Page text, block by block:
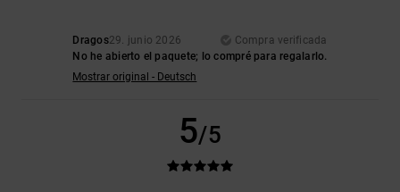
Dragos29. junio 2026
Compra verificada
No he abierto el paquete; lo compré para regalarlo.
Mostrar original - Deutsch
5/5